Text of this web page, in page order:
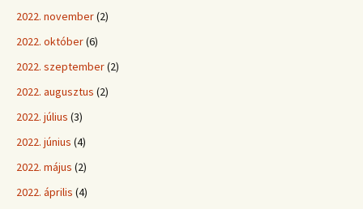
2022. november(2)
2022. október(6)
2022. szeptember(2)
2022. augusztus (2)
2022. július (3)
2022. június (4)
2022. május (2)
2022. április (4)